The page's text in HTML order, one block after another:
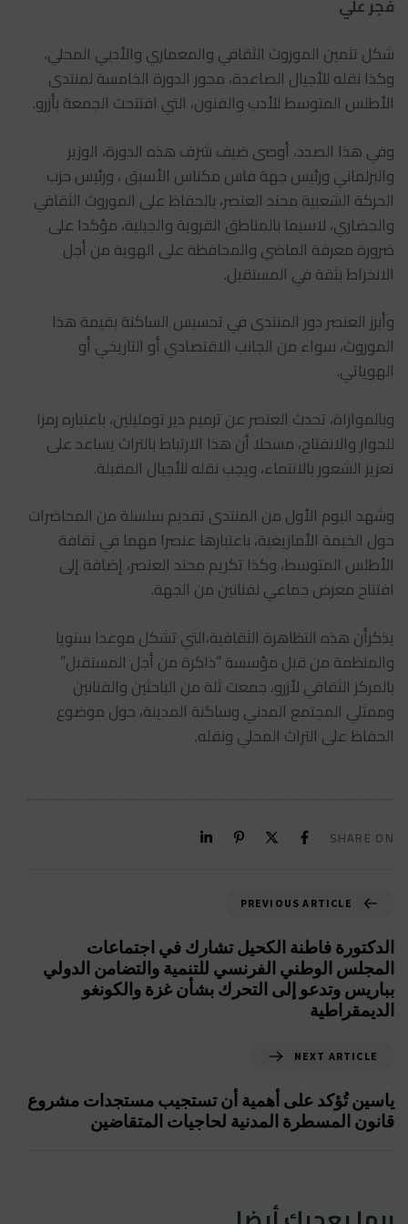
فجر علي
شكل تثمين الموروث الثقافي والمعماري والأدبي المحلي،
وكذا نقله للأجيال الصاعدة، محور الدورة الخامسة لمنتدى
الأطلس المتوسط للأدب والفنون، التي افتتحت الجمعة بأزرو.
وفي هذا الصدد، أوصى ضيف شرف هذه الدورة، الوزير
والبرلماني ورئيس جهة فاس مكناس الأسبق ، ورئيس حزب
الحركة الشعبية محند العنصر، بالحفاظ على الموروث الثقافي
والحضاري، لاسيما بالمناطق القروية والجبلية، مؤكدا على
ضرورة معرفة الماضي والمحافظة على الهوية من أجل
الانخراط بثقة في المستقبل.
وأبرز العنصر دور المنتدى في تحسيس الساكنة بقيمة هذا
الموروث، سواء من الجانب الاقتصادي أو التاريخي أو
الهوياتي.
وبالموازاة، تحدث العنصر عن ترميم دير تومليلين، باعتباره رمزا
للحوار والانفتاح، مسحلا أن هذا الارتباط بالتراث يساعد على
تعزيز الشعور بالانتماء، ويجب نقله للأجيال المقبلة.
وشهد اليوم الأول من المنتدى تقديم سلسلة من المحاضرات
حول الخيمة الأمازيغية، باعتبارها عنصرا مهما في ثقافة
الأطلس المتوسط، وكذا تكريم محند العنصر، إضافة إلى
افتتاح معرض جماعي لفنانين من الجهة.
يذكرأن هذه التظاهرة الثقافية،التي تشكل موعدا سنويا
والمنظمة من قبل مؤسسة “ذاكرة من أجل المستقبل”
بالمركز الثقافي لأزرو، جمعت ثلة من الباحثين والفنانين
وممثلي المجتمع المدني وساكنة المدينة، حول موضوع
الحفاظ على التراث المحلي ونقله.
SHARE ON
PREVIOUS ARTICLE
الدكتورة فاطنة الكحيل تشارك في اجتماعات
المجلس الوطني الفرنسي للتنمية والتضامن الدولي
بباريس وتدعو إلى التحرك بشأن غزة والكونغو
الديمقراطية
NEXT ARTICLE
ياسين تُؤكد على أهمية أن تستجيب مستجدات مشروع
قانون المسطرة المدنية لحاجيات المتقاضين